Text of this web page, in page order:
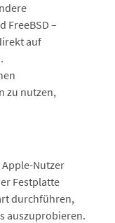
FreeBSD –
auf
zu nutzen,
Nutzer
Festplatte
durchführen,
auszuprobieren.